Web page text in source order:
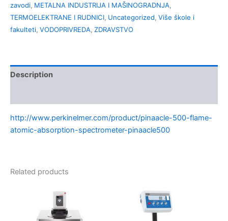
zavodi, METALNA INDUSTRIJA I MAŠINOGRADNJA,
TERMOELEKTRANE I RUDNICI, Uncategorized, Više škole i
fakulteti, VODOPRIVREDA, ZDRAVSTVO
Description
http://www.perkinelmer.com/product/pinaacle-500-flame-
atomic-absorption-spectrometer-pinaacle500
Related products